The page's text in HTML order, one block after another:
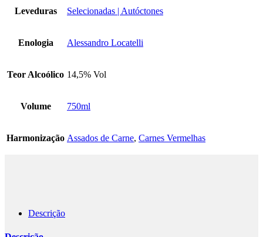
Leveduras Selecionadas | Autóctones
Enologia Alessandro Locatelli
Teor Alcoólico 14,5% Vol
Volume 750ml
Harmonização Assados de Carne, Carnes Vermelhas
Descrição